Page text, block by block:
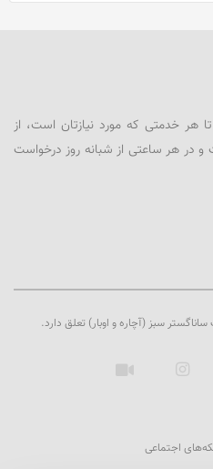
هر خدمتی که مورد نیازتان است، از
در هر ساعتی از شبانه روز درخواست
سبز (آچاره و اوبار) تعلق دارد.
اینستاگرام
اجتماعی